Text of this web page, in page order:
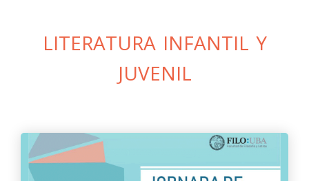
literatura infantil y
juvenil